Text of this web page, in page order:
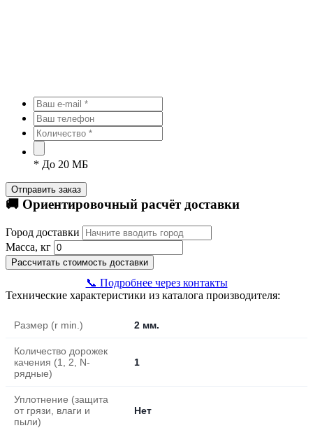
* До 20 МБ
Отправить заказ
🚚 Ориентировочный расчёт доставки
Город доставки
Масса, кг
Рассчитать стоимость доставки
📞 Подробнее через контакты
Технические характеристики из каталога производителя:
Размер (r min.) 2 мм.
Количество дорожек
качения (1, 2, N-
рядные)
1
Уплотнение (защита
от грязи, влаги и
пыли)
Нет